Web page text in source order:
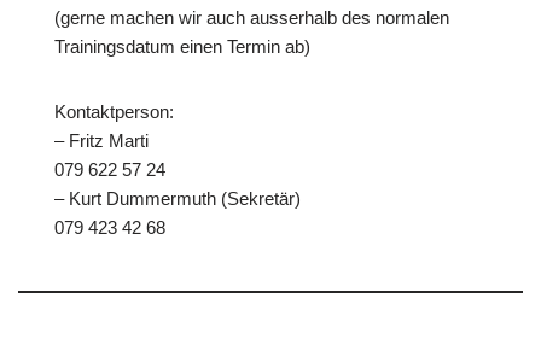
(gerne machen wir auch ausserhalb des normalen
Trainingsdatum einen Termin ab)
Kontaktperson:
– Fritz Marti
079 622 57 24
– Kurt Dummermuth (Sekretär)
079 423 42 68